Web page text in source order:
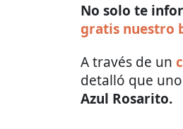
No solo te
gratis nuestro
A través de un
detalló que
Azul Rosarito.